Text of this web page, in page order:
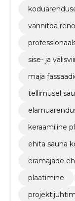
vannitoa
sise- ja
maja
tellimusel
keraamiline
ehita sauna
eramajade
plaatimine